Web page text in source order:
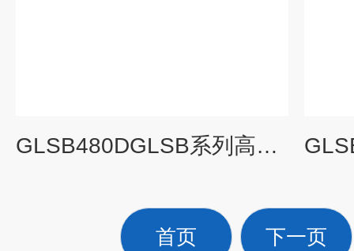
GLSB480DGLSB系列高温螺杆式冷水机组
首页 下一页